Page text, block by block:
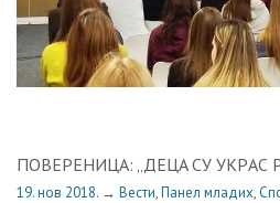
ПOВEРEНИЦA: „ДEЦA СУ УКРAС
19. нов 2018. → Вести,Панел младих,